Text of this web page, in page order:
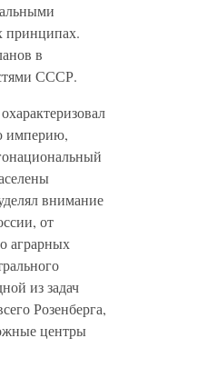
принципах.
в
СССР.
империю,
внимание
от
аграрных
из задач
Розенберга,
центры